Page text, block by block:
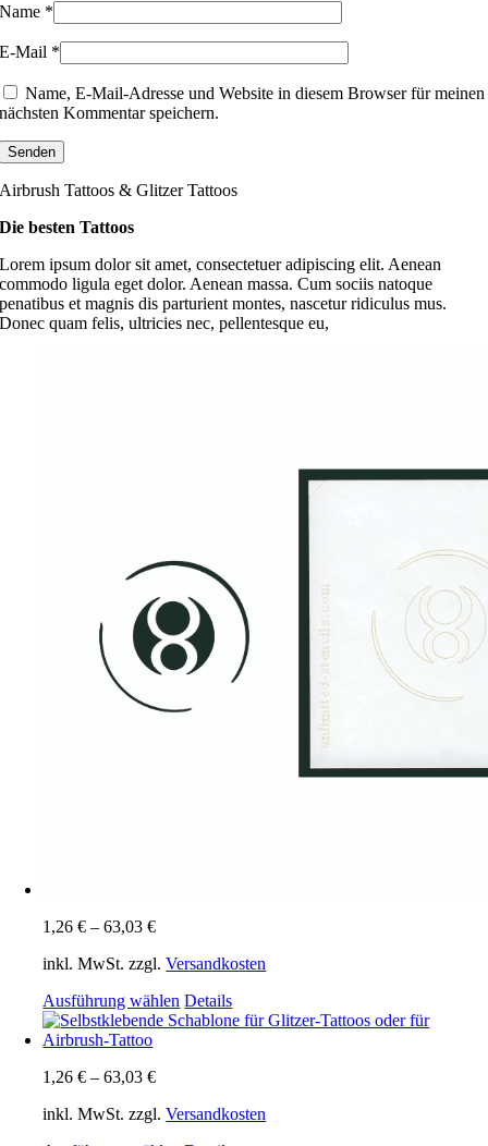
Name *
E-Mail *
Name, E-Mail-Adresse und Website in diesem Browser für meinen
nächsten Kommentar speichern.
Airbrush Tattoos & Glitzer Tattoos
Die besten Tattoos
Lorem ipsum dolor sit amet, consectetuer adipiscing elit. Aenean
commodo ligula eget dolor. Aenean massa. Cum sociis natoque
penatibus et magnis dis parturient montes, nascetur ridiculus mus.
Donec quam felis, ultricies nec, pellentesque eu,
1,26€ –63,03€
inkl. MwSt. zzgl.Versandkosten
Ausführung wählen Dieses
Produkt
Die
Details
1,26€ –63,03€
inkl. MwSt. zzgl.Versandkosten